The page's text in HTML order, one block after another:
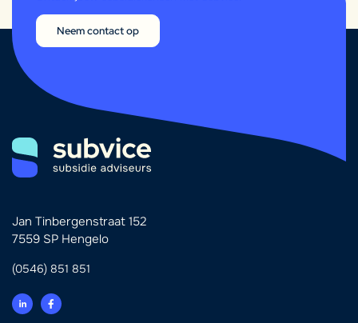
Jan Tinbergenstraat 152
7559 SP Hengelo
(0546) 851 851
Neem contact op